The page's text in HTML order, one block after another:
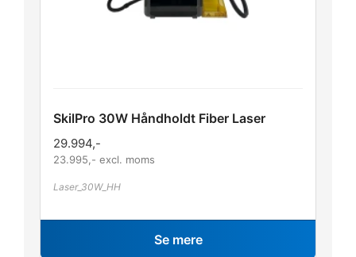
SkilPro 30W Håndholdt Fiber Laser
29.994,-
23.995 ,- excl. moms
Laser_30W_HH
Se mere